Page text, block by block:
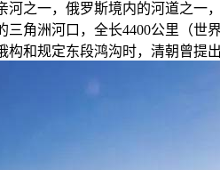
河之一，俄罗斯境内的河道之一
三角洲河口，全长4400公里（世
构和规定东段鸿沟时，清朝曾提